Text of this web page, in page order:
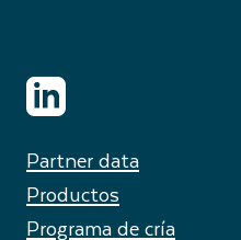
Partner data
Productos
Programa de cría